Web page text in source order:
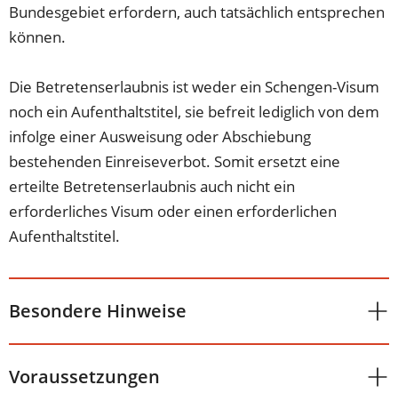
Bundesgebiet erfordern, auch tatsächlich entsprechen
können.
Die Betretenserlaubnis ist weder ein Schengen-Visum
noch ein Aufenthaltstitel, sie befreit lediglich von dem
infolge einer Ausweisung oder Abschiebung
bestehenden Einreiseverbot. Somit ersetzt eine
erteilte Betretenserlaubnis auch nicht ein
erforderliches Visum oder einen erforderlichen
Aufenthaltstitel.
Besondere Hinweise
Voraussetzungen